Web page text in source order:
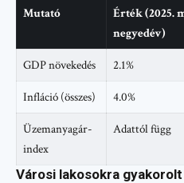
Mutató
Érték (2025.
negyedév)
GDP növekedés 2.1%
Infláció (összes) 4.0%
Üzemanyagár-
index
Adattól függ
Városi lakosokra